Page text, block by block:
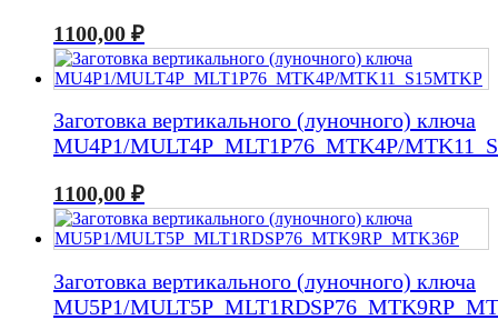
1100,00 ₽
Заготовка вертикального (луночного) ключа
MU4P1/MULT4P_MLT1P76_MTK4P/
1100,00 ₽
Заготовка вертикального (луночного) ключа
MU5P1/